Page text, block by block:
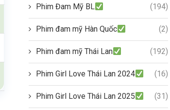
Phim Đam Mỹ BL (194)
Phim đam mỹ Hàn Quốc (2)
Phim đam mỹ Thái Lan (192)
Phim Girl Love Thái Lan 2024 (16)
Phim Girl Love Thái Lan 2025 (31)